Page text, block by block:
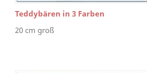
Teddybären in 3 Farben
20 cm groß